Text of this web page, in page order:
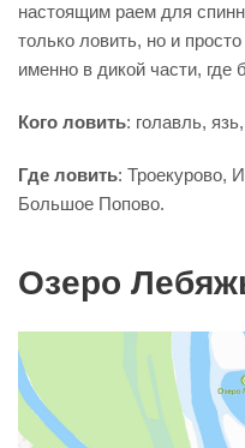
настоящим раем для
только ловить, но и
именно в дикой части, где
Кого ловить: голавль,
Где ловить: Троекурово,
Большое Попово.
Озеро